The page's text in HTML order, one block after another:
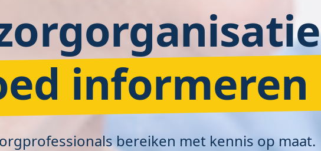
informeren
bereiken met kennis op maat.